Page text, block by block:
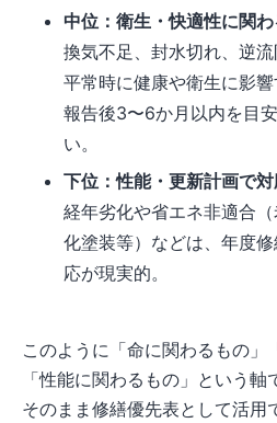
中位：衛生・快適性に関
換気不足、封水切れ、逆流
平常時に健康や衛生に影響
報告後3〜6か月以内を目
い。
下位：性能・更新計画で
経年劣化や省エネ非適合
化塗装等）などは、年度
応が現実的。
このように「命に関わるもの」
「性能に関わるもの」という
そのまま修繕優先表として活用